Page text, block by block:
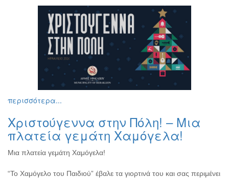
ΑΝΘΕΚΤΙΚΗ
ΠΟΛΗ
περισσότερα...
Χριστούγεννα στην Πόλη! – Μια
πλατεία γεμάτη Χαμόγελα!
Μια πλατεία γεμάτη Χαμόγελα!
“Το Χαμόγελο του Παιδιού” έβαλε τα γιορτινά του και σας περιμένει